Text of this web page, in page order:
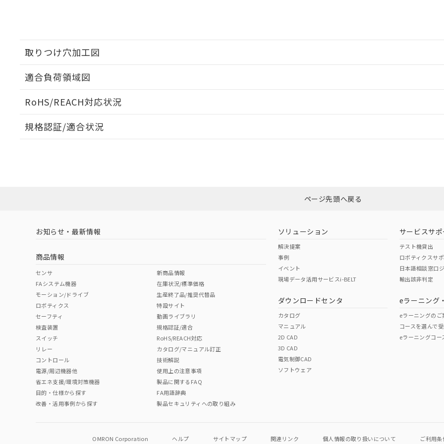
取りつけ穴加工図
適合負荷領域図
RoHS/REACH対応状況
規格認証/適合状況
（イギリス
（ノルウェー
（日本
（アメリカ
この製品の規格認証/適合
その他の認証はこちらのページからご
ページ先頭へ戻る
お知らせ・最新情報
商品情報
センサ
FAシステム機器
モーション/ドライブ
ロボティクス
セーフティ
検査装置
スイッチ
リレー
コントロール
電源/周辺機器他
省エネ支援/環境対策機器
目的・仕様から探す
改善・活用事例から探す
新商品情報
在庫状況/標準価格
生産終了品/推奨代替品
特設サイト
動画ライブラリ
規格認証/適合
RoHS/REACH対応
カタログ/マニュアル訂正
技術解説
使用上の注意事項
製品に関するFAQ
FA用語辞典
製品セキュリティへの取り組み
ソリューション
解決提案
事例
イベント
現場データ活用サービスi-BELT
ダウンロードセンタ
カタログ
マニュアル
2D CAD
3D CAD
電気制御CAD
ソフトウェア
サービスサポ
テスト機貸出
ロボティクスサ
日本語相談窓口
輸出該非判定
eラーニング
eラーニングのご
コースを選んで
eラーニングコー
OMRON Corporation ヘルプ サイトマップ 関連リンク 個人情報の取り扱いについて ご利用条